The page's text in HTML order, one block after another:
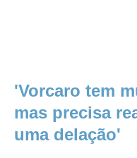
'Vorcaro tem
mas precisa
uma delação'